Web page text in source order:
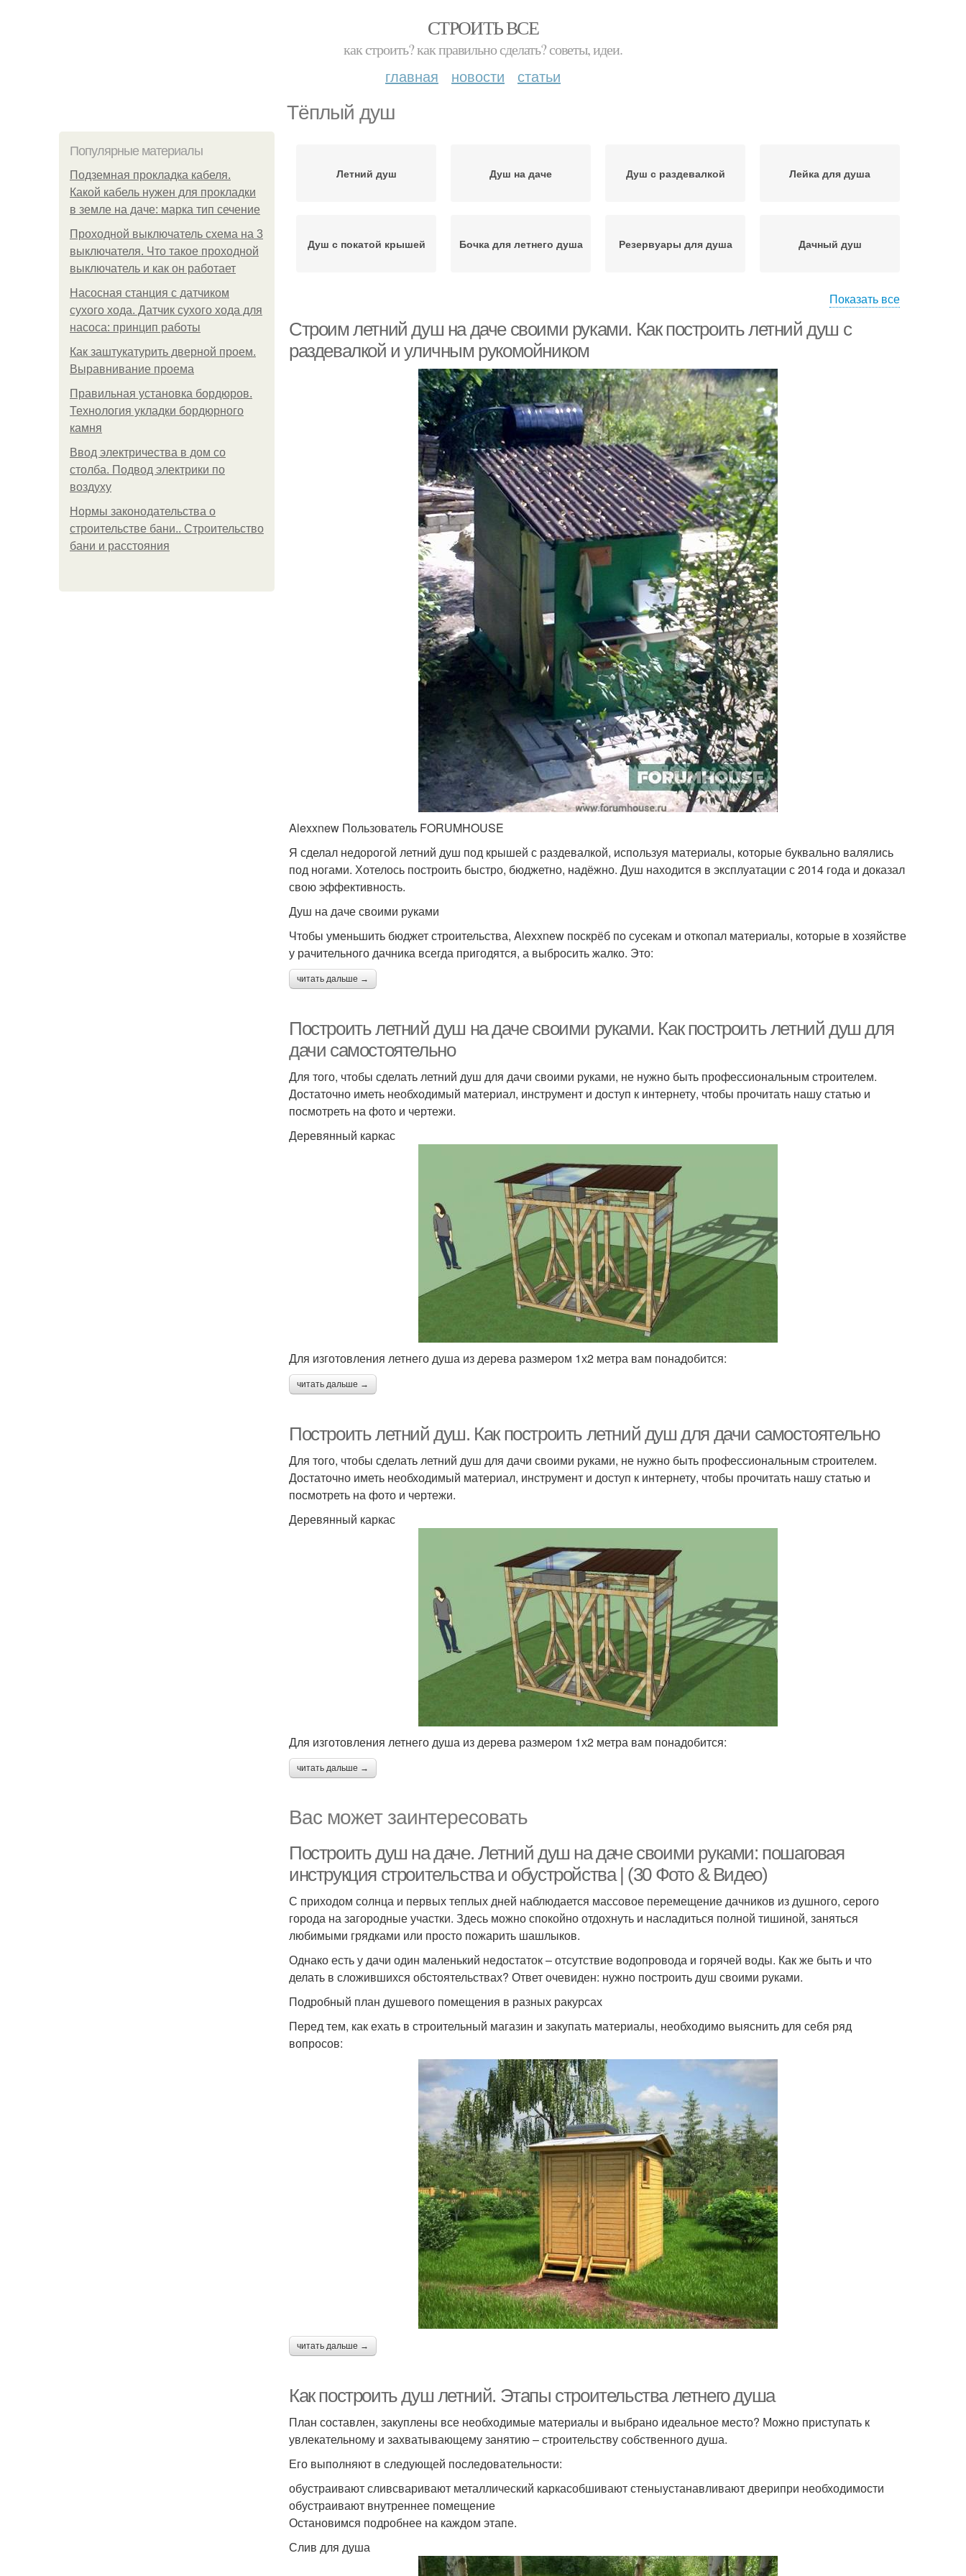
СТРОИТЬ ВСЕ
как строить? как правильно сделать? советы, идеи.
главная новости статьи
Тёплый душ
Популярные материалы
Подземная прокладка кабеля.
Какой кабель нужен для прокладки
в земле на даче: марка тип сечение
Проходной выключатель схема на 3
выключателя. Что такое проходной
выключатель и как он работает
Насосная станция с датчиком
сухого хода. Датчик сухого хода для
насоса: принцип работы
Как заштукатурить дверной проем.
Выравнивание проема
Правильная установка бордюров.
Технология укладки бордюрного
камня
Ввод электричества в дом со
столба. Подвод электрики по
воздуху
Нормы законодательства о
строительстве бани.. Строительство
бани и расстояния
Летний душ Душ на даче Душ с раздевалкой Лейка для душа
Душ с покатой крышей Бочка для летнего душа Резервуары для душа Дачный душ
Душ из дерева Душ на дачу
Баки для летнего душа
Материалы для летнего
душа
Показать все
Строим летний душ на даче своими руками. Как построить летний душ с
раздевалкой и уличным рукомойником
Alexxnew Пользователь FORUMHOUSE
Я сделал недорогой летний душ под крышей с раздевалкой, используя материалы, которые буквально валялись
под ногами. Хотелось построить быстро, бюджетно, надёжно. Душ находится в эксплуатации с 2014 года и доказал
свою эффективность.
Душ на даче своими руками
Чтобы уменьшить бюджет строительства, Alexxnew поскрёб по сусекам и откопал материалы, которые в хозяйстве
у рачительного дачника всегда пригодятся, а выбросить жалко. Это:
читать дальше →
Построить летний душ на даче своими руками. Как построить летний душ для
дачи самостоятельно
Для того, чтобы сделать летний душ для дачи своими руками, не нужно быть профессиональным строителем.
Достаточно иметь необходимый материал, инструмент и доступ к интернету, чтобы прочитать нашу статью и
посмотреть на фото и чертежи.
Деревянный каркас
Для изготовления летнего душа из дерева размером 1х2 метра вам понадобится:
читать дальше →
Построить летний душ. Как построить летний душ для дачи самостоятельно
Для того, чтобы сделать летний душ для дачи своими руками, не нужно быть профессиональным строителем.
Достаточно иметь необходимый материал, инструмент и доступ к интернету, чтобы прочитать нашу статью и
посмотреть на фото и чертежи.
Деревянный каркас
Для изготовления летнего душа из дерева размером 1х2 метра вам понадобится:
читать дальше →
Вас может заинтересовать
Построить душ на даче. Летний душ на даче своими руками: пошаговая
инструкция строительства и обустройства | (30 Фото & Видео)
С приходом солнца и первых теплых дней наблюдается массовое перемещение дачников из душного, серого
города на загородные участки. Здесь можно спокойно отдохнуть и насладиться полной тишиной, заняться
любимыми грядками или просто пожарить шашлыков.
Однако есть у дачи один маленький недостаток – отсутствие водопровода и горячей воды. Как же быть и что
делать в сложившихся обстоятельствах? Ответ очевиден: нужно построить душ своими руками.
Подробный план душевого помещения в разных ракурсах
Перед тем, как ехать в строительный магазин и закупать материалы, необходимо выяснить для себя ряд
вопросов:
читать дальше →
Как построить душ летний. Этапы строительства летнего душа
План составлен, закуплены все необходимые материалы и выбрано идеальное место? Можно приступать к
увлекательному и захватывающему занятию – строительству собственного душа.
Его выполняют в следующей последовательности:
обустраивают сливсваривают металлический каркасобшивают стеныустанавливают дверипри необходимости
обустраивают внутреннее помещение
Остановимся подробнее на каждом этапе.
Слив для душа